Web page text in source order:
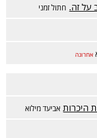
על זה. חתול זמני
אחרונה
היכרות אביעד מילוא